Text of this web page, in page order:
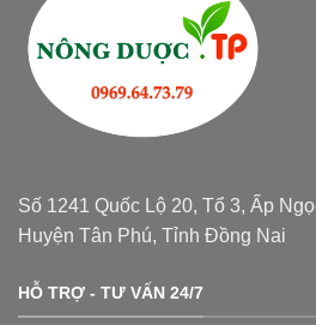
Số 1241 Quốc Lộ 20, Tổ 3, Ấp
Huyện Tân Phú, Tỉnh Đồng Nai
HỖ TRỢ - TƯ VẤN 24/7